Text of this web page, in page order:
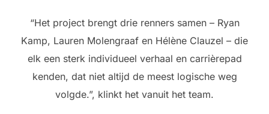
“Het project brengt drie renners samen – Ryan
Kamp, Lauren Molengraaf en Hélène Clauzel – die
elk een sterk individueel verhaal en carrièrepad
kenden, dat niet altijd de meest logische weg
volgde.”, klinkt het vanuit het team.